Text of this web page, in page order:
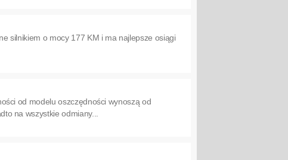
silnikiem o mocy 177 KM i ma najlepsze osiągi
od modelu oszczędności wynoszą od
na wszystkie odmiany...